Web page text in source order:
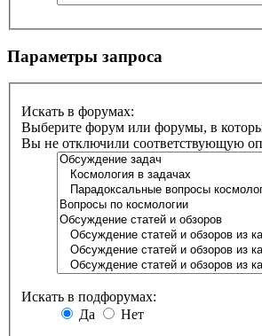
Параметры запроса
Искать в форумах:
Выберите форум или форумы, в
Вы не отключили соответствующую
Искать в подфорумах:
Да
Нет